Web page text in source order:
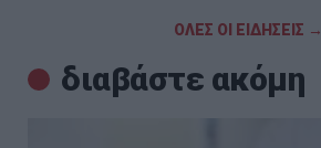
ΟΛΕΣ ΟΙ ΕΙΔΗΣΕΙΣ →
διαβάστε ακόμη